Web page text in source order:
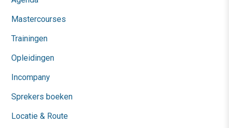
Mastercourses
Trainingen
Opleidingen
Incompany
Sprekers boeken
Locatie & Route